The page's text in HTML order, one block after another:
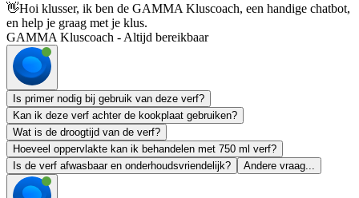
👋Hoi klusser, ik ben de GAMMA Kluscoach, een handige chatbot,
en help je graag met je klus.
GAMMA Kluscoach - Altijd bereikbaar
Is primer nodig bij gebruik van deze verf?
Kan ik deze verf achter de kookplaat gebruiken?
Wat is de droogtijd van de verf?
Hoeveel oppervlakte kan ik behandelen met 750 ml verf?
Is de verf afwasbaar en onderhoudsvriendelijk?
Andere vraag...